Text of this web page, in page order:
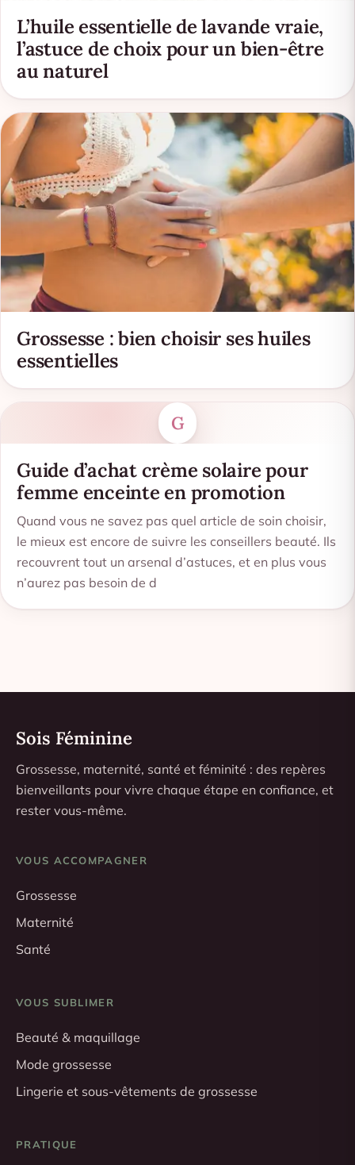
L’huile essentielle de lavande vraie,
l’astuce de choix pour un bien-être
au naturel
Grossesse : bien choisir ses huiles
essentielles
G
Guide d’achat crème solaire pour
femme enceinte en promotion
Quand vous ne savez pas quel article de soin choisir,
le mieux est encore de suivre les conseillers beauté. Ils
recouvrent tout un arsenal d’astuces, et en plus vous
n’aurez pas besoin de d
Sois Féminine
Grossesse, maternité, santé et féminité : des repères
bienveillants pour vivre chaque étape en confiance, et
rester vous-même.
VOUS ACCOMPAGNER
Grossesse
Maternité
Santé
VOUS SUBLIMER
Beauté & maquillage
Mode grossesse
Lingerie et sous-vêtements de grossesse
PRATIQUE